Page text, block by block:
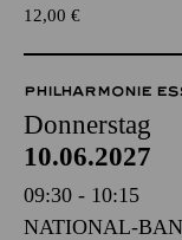
12,00 €
PHILHARMONIE
Donnerstag
10.06.2027
09:30 - 10:15
NATIONAL-